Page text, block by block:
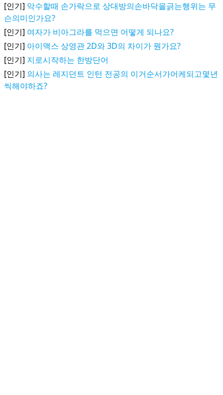
[인기] 악수할때 손가락으로 상대방의손바닥을긁는행위는 무
슨의미인가요?
[인기] 여자가 비아그라를 먹으면 어떻게 되나요?
[인기] 아이맥스 상영관 2D와 3D의 차이가 뭔가요?
[인기] 지로시작하는 한방단어
[인기] 의사는 레지던트 인턴 전공의 이거순서가어케되고몇년
씩해야하죠?